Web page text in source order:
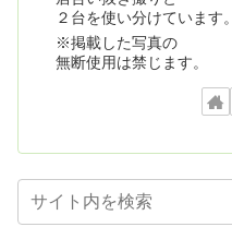
２台を使い分けています。
※掲載した写真の
無断使用は禁じます。